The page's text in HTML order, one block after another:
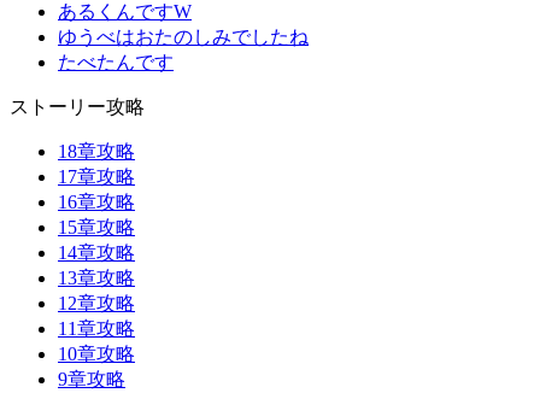
あるくんですW
ゆうべはおたのしみでしたね
たべたんです
ストーリー攻略
18章攻略
17章攻略
16章攻略
15章攻略
14章攻略
13章攻略
12章攻略
11章攻略
10章攻略
9章攻略